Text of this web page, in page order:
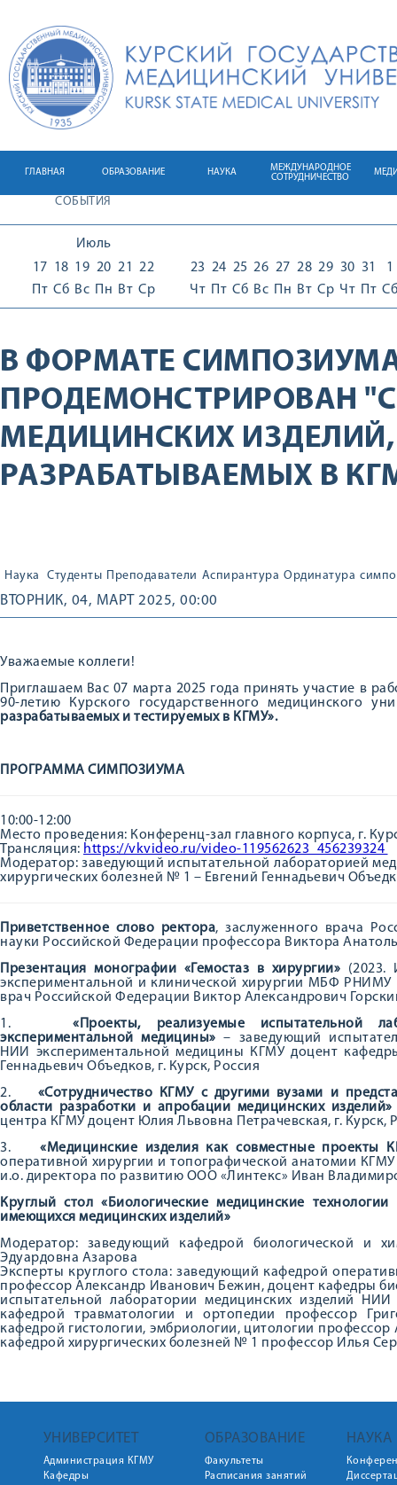
ГЛАВНАЯ ОБРАЗОВАНИЕ НАУКА
МЕЖДУНАРОДНОЕ
СОТРУДНИЧЕСТВО
СОБЫТИЯ
Июль
17
Пт
18
Сб
19
Вс
20
Пн
21
Вт
22
Ср
23
Чт
24
Пт
25
Сб
26
Вс
27
Пн
28
Вт
29
Ср
30
Чт
31
Пт
1
Сб
В ФОРМАТЕ
ПРОДЕМОНСТРИРОВАН
МЕДИЦИНСКИХ ИЗДЕЛИЙ,
РАЗРАБАТЫВАЕМЫХ В
Наука Студенты Преподаватели Аспирантура Ординатура
ВТОРНИК, 04, МАРТ 2025, 00:00
Уважаемые коллеги!
Приглашаем Вас 07 марта 2025 года принять участие в
90-летию Курского государственного медицинского
разрабатываемых и тестируемых в КГМУ».
ПРОГРАММА СИМПОЗИУМА
10:00-12:00
Место проведения: Конференц-зал главного корпуса, г.
Трансляция: https://vkvideo.ru/video-119562623_456239324
Модератор: заведующий испытательной лабораторией
хирургических болезней № 1 – Евгений Геннадьевич
Приветственное слово ректора, заслуженного врача
науки Российской Федерации профессора Виктора
Презентация монографии «Гемостаз в хирургии» (2023.
экспериментальной и клинической хирургии МБФ
врач Российской Федерации Виктор Александрович
1.«Проекты, реализуемые испытательной
экспериментальной медицины» – заведующий
НИИ экспериментальной медицины КГМУ доцент
Геннадьевич Объедков, г. Курск, Россия
2. «Сотрудничество КГМУ с другими вузами и
области разработки и апробации медицинских изделий»
центра КГМУ доцент Юлия Львовна Петрачевская, г. Курск,
3.
«Медицинские изделия как совместные проекты
оперативной хирургии и топографической анатомии КГМУ
и.о. директора по развитию ООО «Линтекс» Иван
Круглый стол «Биологические медицинские
имеющихся медицинских изделий»
Модератор: заведующий кафедрой биологической и
Эдуардовна Азарова
Эксперты круглого стола: заведующий кафедрой
профессор Александр Иванович Бежин, доцент кафедры
испытательной лаборатории медицинских изделий
кафедрой травматологии и ортопедии профессор
кафедрой гистологии, эмбриологии, цитологии
кафедрой хирургических болезней № 1 профессор Илья
УНИВЕРСИТЕТ
Администрация КГМУ
Кафедры
ОБРАЗОВАНИЕ
Факультеты
Расписания занятий
НАУКА